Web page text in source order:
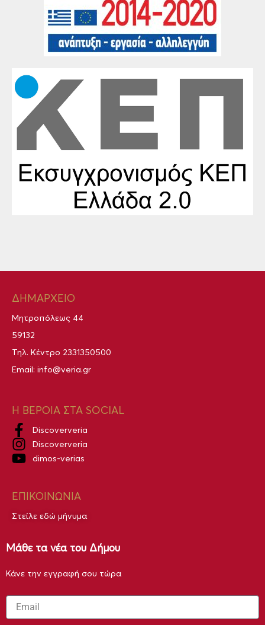
ΔΗΜΑΡΧΕΙΟ
Μητροπόλεως 44
59132
Τηλ. Κέντρο 2331350500
Email: info@veria.gr
Η ΒΕΡΟΙΑ ΣΤΑ SOCIAL
Discoververia
Discoververia
dimos-verias
ΕΠΙΚΟΙΝΩΝΙΑ
Στείλε εδώ μήνυμα
Μάθε τα νέα του Δήμου
Κάνε την εγγραφή σου τώρα
Email